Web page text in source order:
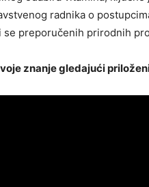
radnika o
se preporučenih prirodnih
znanje gledajući